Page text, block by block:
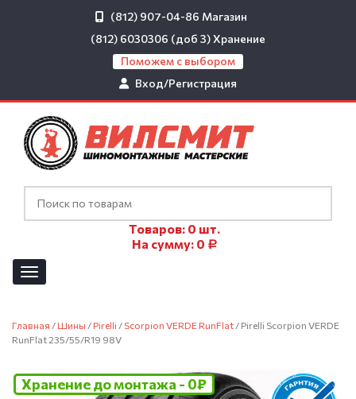
(812) 907-04-86 Магазин
(812) 6030306 (доб 3)Хранение
Поможем с выбором
Вход/Регистрация
Товаров: 0 шт.
На сумму: 0 Р
Главная / Шины / Pirelli / Scorpion VERDE RunFlat / Pirelli Scorpion VERDE
RunFlat 235/55/R19 98V
Хранение до монтажа - 0₽